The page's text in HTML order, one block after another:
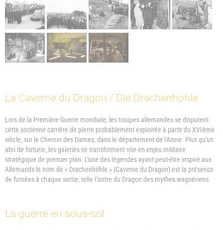
La Caverne du Dragon / Die Drachenhöhle
Lors de la Première Guerre mondiale, les troupes allemandes se disputent
cette ancienne carrière de pierre probablement exploitée à partir du XVIème
siècle, sur le Chemin des Dames, dans le département de l'Aisne. Plus qu'un
abri de fortune, les galeries se transforment vite en enjeu militaire
stratégique de premier plan. L'une des légendes ayant peut-être inspiré aux
Allemands le nom de « Drachenhöhle » (Caverne du Dragon) est la présence
de fumées à chaque sortie, telle l’antre du Dragon des mythes wagnériens.
La guerre en sous-sol